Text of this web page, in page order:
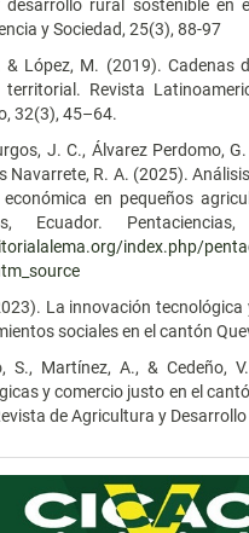
desarrollo rural sostenible en
y Sociedad, 25(3), 88-97
& López, M. (2019). Cadenas
territorial. Revista
32(3), 45–64.
J. C., Álvarez Perdomo,
Navarrete, R. A. (2025).
económica en pequeños
Ecuador.
index.php/
La innovación
sociales en el cantón
S., Martínez, A., & Cedeño,
y comercio justo en el
de Agricultura y